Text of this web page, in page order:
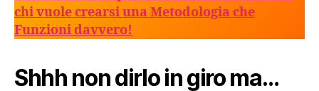
chi vuole crearsi una Metodologia che
Funzioni davvero!
Shhh non dirlo in giro ma…